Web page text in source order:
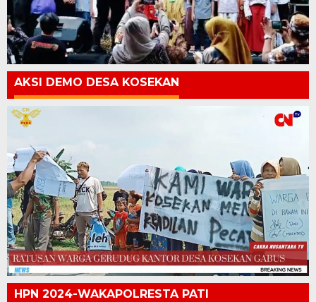
AKSI DEMO DESA KOSEKAN
HPN 2024-WAKAPOLRESTA PATI